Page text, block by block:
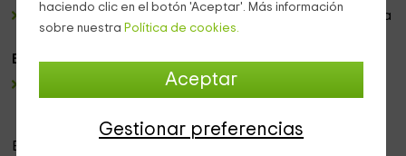
haciendo clic en el botón 'Aceptar'. Más información
sobre nuestra Política de cookies.
Aceptar
Gestionar preferencias
de esta estancia son de
lo que le da
un toque rústico.
El cuarto de baño.
mampara transparente, grifo de
En la